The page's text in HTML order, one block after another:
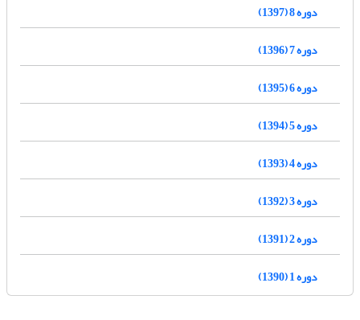
دوره 8 (1397)
دوره 7 (1396)
دوره 6 (1395)
دوره 5 (1394)
دوره 4 (1393)
دوره 3 (1392)
دوره 2 (1391)
دوره 1 (1390)